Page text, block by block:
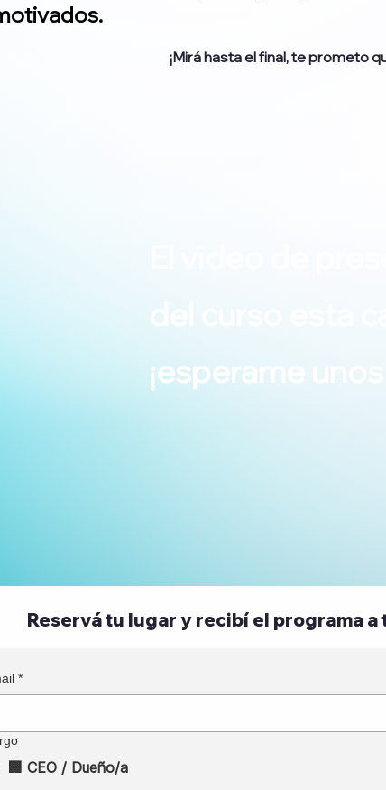
¡Mirá hasta el final, te prometo
del curso esta
¡esperame
Reservá tu lugar y recibí el programa a
*
🏢 CEO / Dueño/a